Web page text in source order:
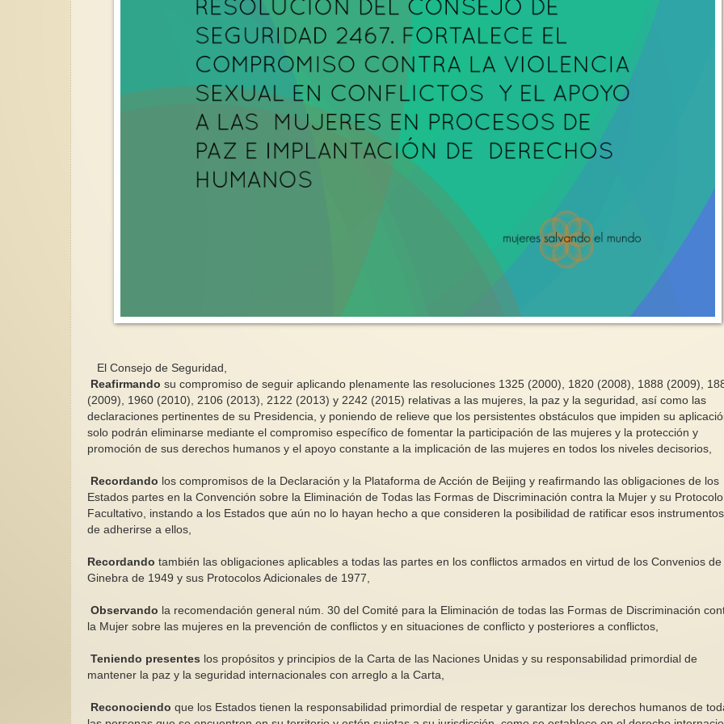
El Consejo de Seguridad,
Reafirmando su compromiso de seguir aplicando plenamente las resoluciones 1325 (2000), 1820 (2008), 1888 (2009),
(2009), 1960 (2010), 2106 (2013), 2122 (2013) y 2242 (2015) relativas a las mujeres, la paz y la seguridad, así como las
declaraciones pertinentes de su Presidencia, y poniendo de relieve que los persistentes obstáculos que impiden su
solo podrán eliminarse mediante el compromiso específico de fomentar la participación de las mujeres y la protección y
promoción de sus derechos humanos y el apoyo constante a la implicación de las mujeres en todos los niveles decisorios,
Recordando los compromisos de la Declaración y la Plataforma de Acción de Beijing y reafirmando las obligaciones de los
Estados partes en la Convención sobre la Eliminación de Todas las Formas de Discriminación contra la Mujer y su Protocolo
Facultativo, instando a los Estados que aún no lo hayan hecho a que consideren la posibilidad de ratificar esos
de adherirse a ellos,
Recordando también las obligaciones aplicables a todas las partes en los conflictos armados en virtud de los Convenios de
Ginebra de 1949 y sus Protocolos Adicionales de 1977,
Observando la recomendación general núm. 30 del Comité para la Eliminación de todas las Formas de Discriminación
la Mujer sobre las mujeres en la prevención de conflictos y en situaciones de conflicto y posteriores a conflictos,
Teniendo presentes los propósitos y principios de la Carta de las Naciones Unidas y su responsabilidad primordial de
mantener la paz y la seguridad internacionales con arreglo a la Carta,
Reconociendo que los Estados tienen la responsabilidad primordial de respetar y garantizar los derechos humanos de
Mientras nosotras amamos, ellos
nos gobiernan"
Esta frase de Kate Millett es
Conociendo el
2/3
Falta de evidencia
afirmar en un